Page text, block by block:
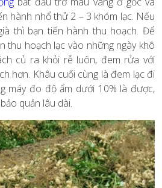
hành nhổ thử 2 – 3 khóm lạc. Nếu
thì bạn tiến hành thu hoạch. Để
thu hoạch lạc vào những ngày khô
củ ra khỏi rễ luôn, đem rửa với
hơn. Khâu cuối cùng là đem lạc đi
máy đo độ ẩm dưới 10% là được,
quản lâu dài.